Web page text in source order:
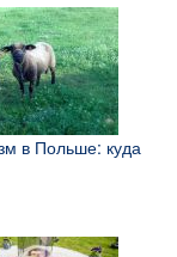
в Польше: куда